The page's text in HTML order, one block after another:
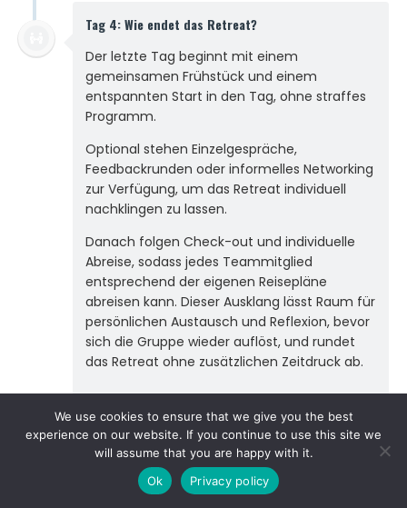
Tag 4: Wie endet das Retreat?
Der letzte Tag beginnt mit einem
gemeinsamen Frühstück und einem
entspannten Start in den Tag, ohne straffes
Programm.
Optional stehen Einzelgespräche,
Feedbackrunden oder informelles Networking
zur Verfügung, um das Retreat individuell
nachklingen zu lassen.
Danach folgen Check-out und individuelle
Abreise, sodass jedes Teammitglied
entsprechend der eigenen Reisepläne
abreisen kann. Dieser Ausklang lässt Raum für
persönlichen Austausch und Reflexion, bevor
sich die Gruppe wieder auflöst, und rundet
das Retreat ohne zusätzlichen Zeitdruck ab.
Häufige Fragen zum Firmen-Retreat in Paris
Übernimmt Team Retreats die komplette
Organisation des Retreats?
Ja, Team Retreats übernimmt die gesamte Planung, von
We use cookies to ensure that we give you the best
experience on our website. If you continue to use this site we
will assume that you are happy with it.
Ok
Privacy policy